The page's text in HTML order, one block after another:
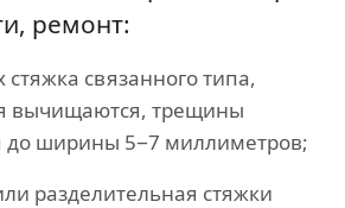
ремонт:
стяжка связанного типа,
вычищаются, трещины
до ширины 5−7 миллиметров;
разделительная стяжки